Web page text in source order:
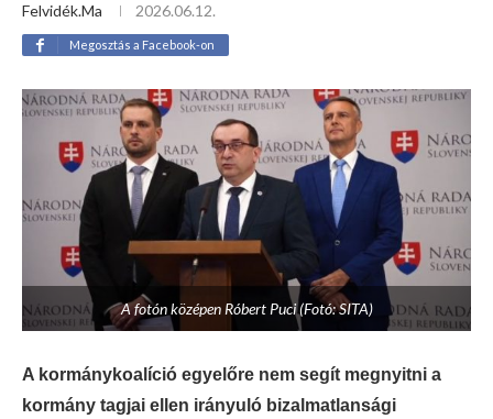
Felvidék.ma 2026.06.12.
Megosztás a Facebook-on
A fotón középen Róbert Puci (Fotó: SITA)
A kormánykoalíció egyelőre nem segít megnyitni a
kormány tagjai ellen irányuló bizalmatlansági